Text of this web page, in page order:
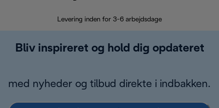
Levering inden for 3-6 arbejdsdage
Bliv inspireret og hold dig opdateret
med nyheder og tilbud direkte i indbakken.